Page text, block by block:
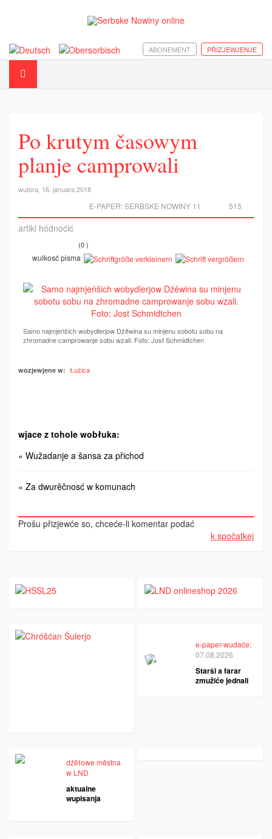
PŘIZJEWJENJE
ABONEMENT
Po krutym časowym
planje camprowali
wutora, 16. januara 2018
515
E-PAPER:SERBSKE NOWINY 11
artikl hódnoćić
(0 )
wulkosć pisma
Samo najmjeńšich wobydlerjow Dźěwina su minjenu sobotu sobu na
zhromadne camprowanje sobu wzali. Foto: Jost Schmidtchen
wozjewjene w: Łužica
wjace z tohole wobłuka:
« Wužadanje a šansa za přichod
« Za dwurěčnosć w komunach
Prošu přizjewće so, chceće-li komentar podać
k spočatkej
e-paper-wudaće:
07.08.2026
Starši a farar
zmužiće jednali
dźěłowe městna
w LND
aktualne
wupisanja